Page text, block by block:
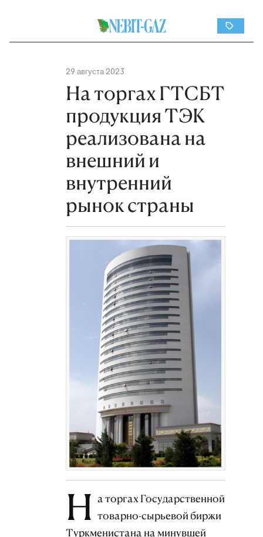
29 августа 2023
На торгах ГТСБТ
продукция ТЭК
реализована на
внешний и
внутренний
рынок страны
Н а торгах Государственной
товарно-сырьевой биржи
Туркменистана на минувшей